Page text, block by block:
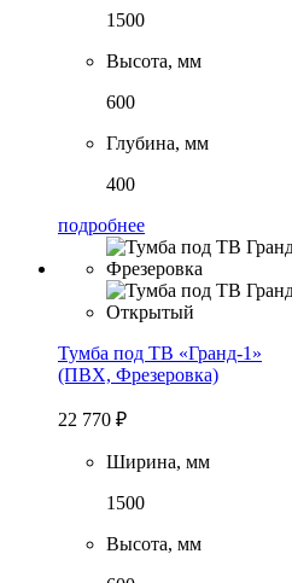
1500
Высота, мм
600
Глубина, мм
400
подробнее
Тумба под ТВ «Гранд-1»
(ПВХ, Фрезеровка)
22 770 ₽
Ширина, мм
1500
Высота, мм